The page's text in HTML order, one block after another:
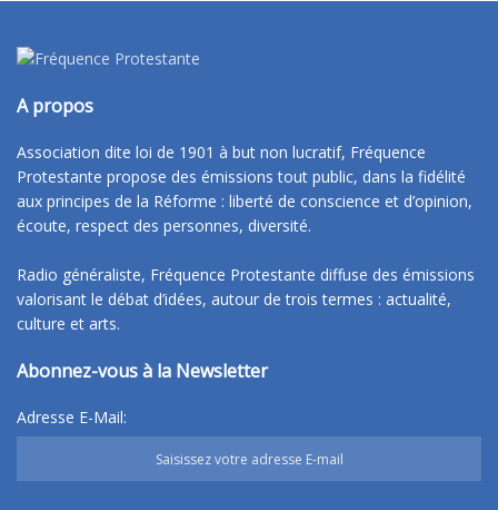
A propos
Association dite loi de 1901 à but non lucratif, Fréquence
Protestante propose des émissions tout public, dans la fidélité
aux principes de la Réforme : liberté de conscience et d’opinion,
écoute, respect des personnes, diversité.
Radio généraliste, Fréquence Protestante diffuse des émissions
valorisant le débat d’idées, autour de trois termes : actualité,
culture et arts.
Abonnez-vous à la Newsletter
Adresse E-Mail: